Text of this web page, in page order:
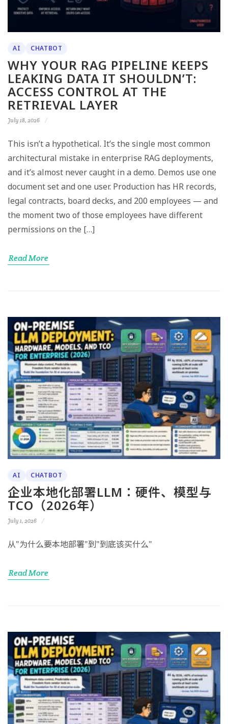
AI CHATBOT
WHY YOUR RAG PIPELINE KEEPS
LEAKING DATA IT SHOULDN’T:
ACCESS CONTROL AT THE
RETRIEVAL LAYER
July 18, 2026
This isn’t a hypothetical. It’s the single most common
architectural mistake in enterprise RAG deployments,
and it’s almost never caught in a demo. Demos use one
document set and one user. Production has HR records,
legal contracts, board decks, and 200 employees — and
the moment two of those employees have different
permissions on the […]
Read More
AI CHATBOT
企业本地化部署LLM：硬件、模型与
TCO（2026年）
July 1, 2026
从"为什么要本地部署"到"到底该买什么"
Read More